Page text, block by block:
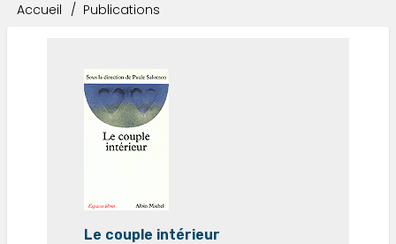
FilAccueil Publications
Le couple intérieur